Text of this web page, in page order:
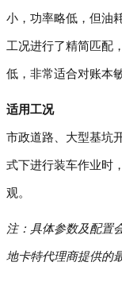
小，功率略低，但油
工况进行了精简匹配
低，非常适合对账本
适用工况
市政道路、大型基坑
式下进行装车作业时
观。
注：具体参数及配置
地卡特代理商提供的